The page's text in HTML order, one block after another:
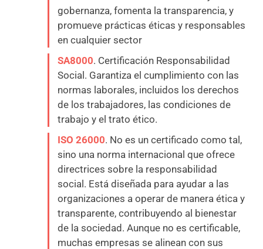
gobernanza, fomenta la transparencia, y
promueve prácticas éticas y responsables
en cualquier sector
SA8000. Certificación Responsabilidad
Social. Garantiza el cumplimiento con las
normas laborales, incluidos los derechos
de los trabajadores, las condiciones de
trabajo y el trato ético.
ISO 26000. No es un certificado como tal,
sino una norma internacional que ofrece
directrices sobre la responsabilidad
social. Está diseñada para ayudar a las
organizaciones a operar de manera ética y
transparente, contribuyendo al bienestar
de la sociedad. Aunque no es certificable,
muchas empresas se alinean con sus